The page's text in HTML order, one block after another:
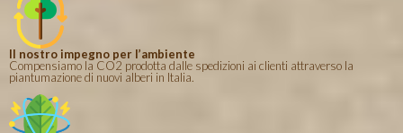
Il nostro impegno per l’ambiente
Compensiamo la CO2 prodotta dalle spedizioni ai clienti attraverso la
piantumazione di nuovi alberi in Italia.